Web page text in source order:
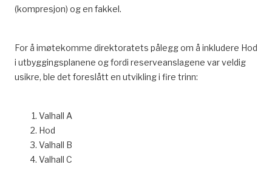
(kompresjon) og en fakkel.
For å imøtekomme direktoratets pålegg om å inkludere Hod
i utbyggingsplanene og fordi reserveanslagene var veldig
usikre, ble det foreslått en utvikling i fire trinn:
Valhall A
Hod
Valhall B
Valhall C